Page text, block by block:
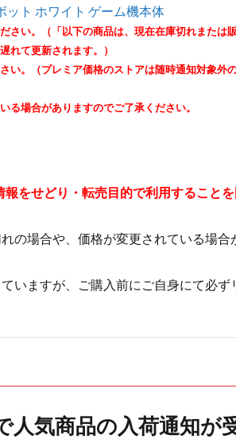
ット ホワイト ゲーム機本体
さい。（「以下の商品は、現在在庫切れまたは
れて更新されます。）
い。（プレミア価格のストアは随時通知対象外
場合がありますのでご了承ください。
をせどり・転売目的で利用すること
の場合や、価格が変更されている場合
いますが、ご購入前にご自身にて必ず
人気商品の入荷通知が